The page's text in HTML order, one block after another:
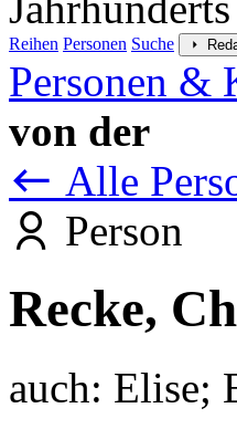
Reihen Personen Suche
Personen &
von der
Alle
Person
Recke,
auch: Elise;